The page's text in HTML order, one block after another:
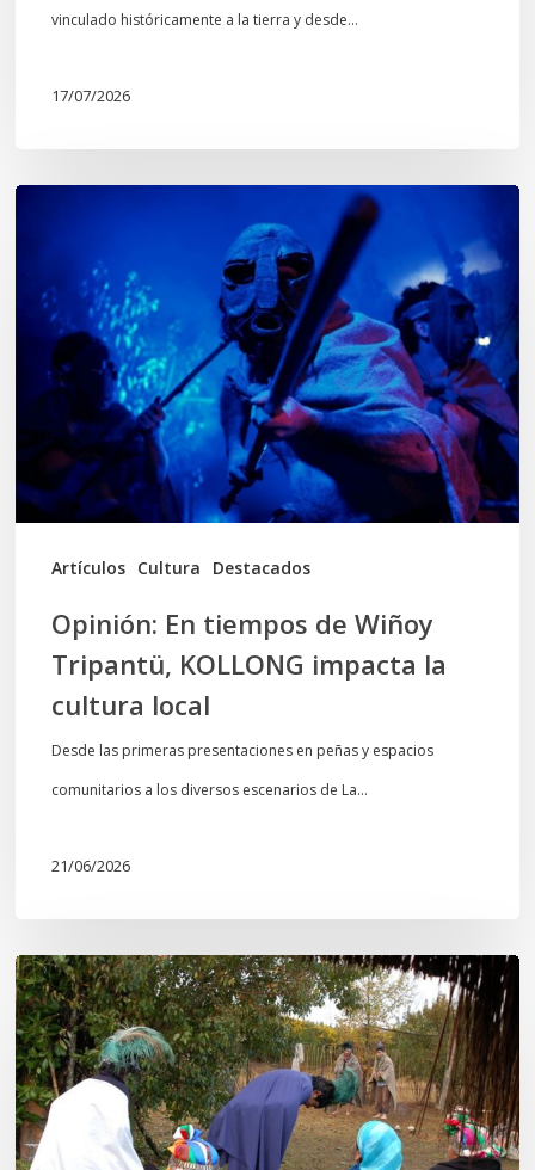
Mapuche»
vinculado históricamente a la tierra y desde…
17/07/2026
Artículos Cultura Destacados
tiempos
Wiñoy
Tripantü,
KOLLONG
impacta
la
cultura
Opinión: En tiempos de Wiñoy
Tripantü, KOLLONG impacta la
cultura local
Desde las primeras presentaciones en peñas y espacios
comunitarios a los diversos escenarios de La…
21/06/2026
Conmemoración
del
Wiñoy
Tripantü
y